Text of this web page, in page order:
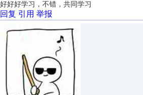
好好好学习，不错，共同学习
回复 引用 举报